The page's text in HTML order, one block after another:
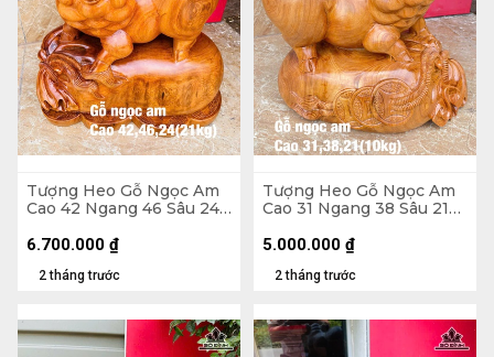
Tượng Heo Gỗ Ngọc Am
Cao 42 Ngang 46 Sâu 24
2 tháng trước
6.700.000 ₫
Tượng Heo Gỗ Ngọc Am
Cao 31 Ngang 38 Sâu 21
2 tháng trước
5.000.000 ₫